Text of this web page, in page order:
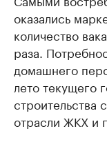
оказались
количество
раза.
домашнего
лето текущего
строительства
отрасли ЖКХ и